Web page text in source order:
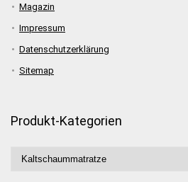
Magazin
Impressum
Datenschutzerklärung
Sitemap
Produkt-Kategorien